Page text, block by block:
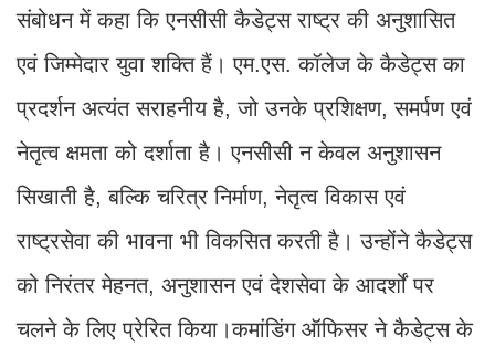
संबोधन में कहा कि एनसीसी कैडेट्स राष्ट्र की अनुशासित
एवं जिम्मेदार युवा शक्ति हैं। एम.एस. कॉलेज के कैडेट्स का
प्रदर्शन अत्यंत सराहनीय है, जो उनके प्रशिक्षण, समर्पण एवं
नेतृत्व क्षमता को दर्शाता है। एनसीसी न केवल अनुशासन
सिखाती है, बल्कि चरित्र निर्माण, नेतृत्व विकास एवं
राष्ट्रसेवा की भावना भी विकसित करती है। उन्होंने कैडेट्स
को निरंतर मेहनत, अनुशासन एवं देशसेवा के आदर्शों पर
चलने के लिए प्रेरित किया।कमांडिंग ऑफिसर ने कैडेट्स के